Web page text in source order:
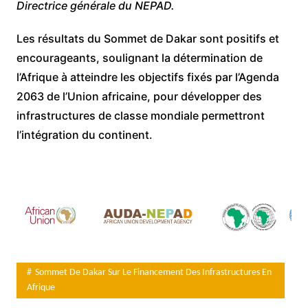
Directrice générale du NEPAD.
Les résultats du Sommet de Dakar sont positifs et
encourageants, soulignant la détermination de
l’Afrique à atteindre les objectifs fixés par l’Agenda
2063 de l’Union africaine, pour développer des
infrastructures de classe mondiale permettront
l’intégration du continent.
Sommet De Dakar Sur Le Financement Des Infrastructures En
Afrique